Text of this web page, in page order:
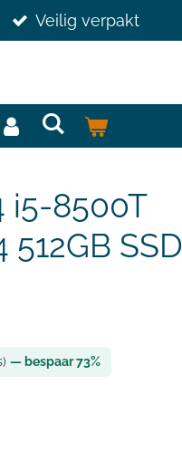
Veilig verpakt
i5-8500T
512GB SSD
— bespaar 73%